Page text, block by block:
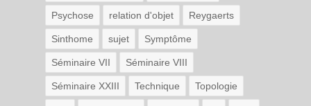
Psychose relation d'objet Reygaerts
Sinthome sujet Symptôme
Séminaire VII Séminaire VIII
Séminaire XXIII Technique Topologie